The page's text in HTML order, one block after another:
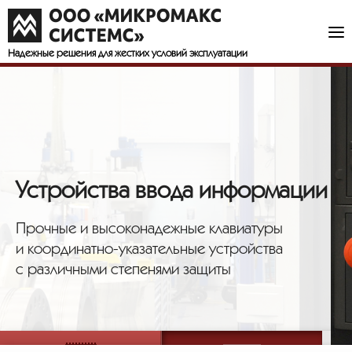
Надежные решения для жестких условий эксплуатации
Устройства ввода информации
Прочные и высоконадежные клавиатуры
и координатно-указательные устройства
с различными степенями защиты